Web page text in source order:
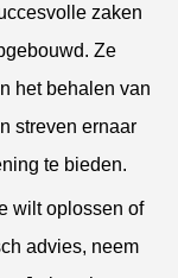
zaken
Ze
het behalen van
streven ernaar
te bieden.
wilt oplossen of
advies, neem